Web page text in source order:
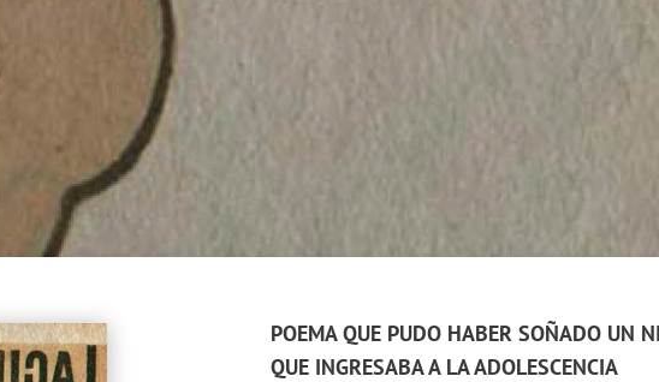
POEMA QUE PUDO HABER SOÑADO UN
QUE INGRESABA A LA ADOLESCENCIA